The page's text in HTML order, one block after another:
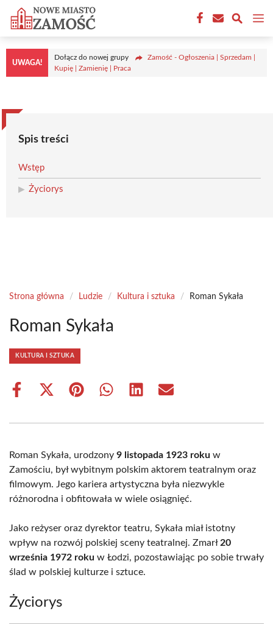
Przejdź
treści
UWAGA!
Dołącz do nowej grupy
Zamość - Ogłoszenia | Sprzedam |
Kupię | Zamienię | Praca
Spis treści
Wstęp
Życiorys
Strona główna / Ludzie / Kultura i sztuka / Roman Sykała
Roman Sykała
KULTURA I SZTUKA
Share
Share
(Twitter)
Share Share Share Share
Roman Sykała, urodzony 9 listopada 1923 roku w
Zamościu, był wybitnym polskim aktorem teatralnym oraz
filmowym. Jego kariera artystyczna była niezwykle
różnorodna i obfitowała w wiele osiągnięć.
Jako reżyser oraz dyrektor teatru, Sykała miał istotny
wpływ na rozwój polskiej sceny teatralnej. Zmarł 20
września 1972 roku w Łodzi, pozostawiając po sobie trwały
ślad w polskiej kulturze i sztuce.
Życiorys